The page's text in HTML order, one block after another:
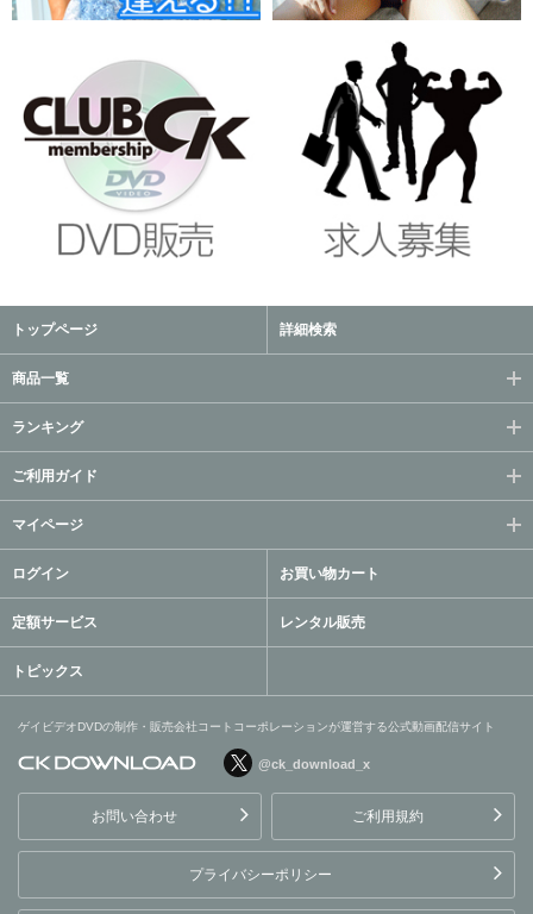
トップページ 詳細検索
商品一覧
ランキング
ご利用ガイド
マイページ
ログイン お買い物カート
定額サービス レンタル販売
トピックス
ゲイビデオDVDの制作・販売会社コートコーポレーションが運営する公式動画配信サイト
ョンが運営する公式動画配
信サイト
@ck_download_x
お問い合わせ ご利用規約
プライバシーポリシー